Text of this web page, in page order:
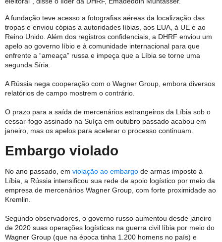
A fundação teve acesso a fotografias aéreas da localização das
tropas e enviou cópias a autoridades líbias, aos EUA, à UE e ao
Reino Unido. Além dos registros confidenciais, a DHRF enviou um
apelo ao governo líbio e à comunidade internacional para que
enfrente a “ameaça” russa e impeça que a Líbia se torne uma
segunda Síria.
A Rússia nega cooperação com o Wagner Group, embora diversos
relatórios de campo mostrem o contrário.
O prazo para a saída de mercenários estrangeiros da Líbia sob o
cessar-fogo assinado na Suíça em outubro passado acabou em
janeiro, mas os apelos para acelerar o processo continuam.
Embargo violado
No ano passado, em violação ao embargo de armas imposto à
Líbia, a Rússia intensificou sua rede de apoio logístico por meio da
empresa de mercenários Wagner Group, com forte proximidade ao
Kremlin.
Segundo observadores, o governo russo aumentou desde janeiro
de 2020 suas operações logísticas na guerra civil líbia por meio do
Wagner Group (que na época tinha 1.200 homens no país) e